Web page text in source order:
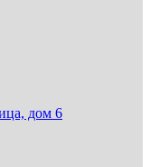
дом 6